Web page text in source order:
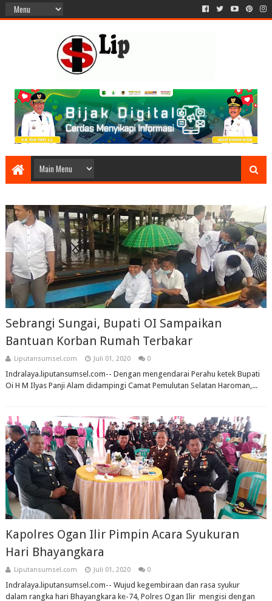
Sebrangi Sungai, Bupati OI Sampaikan
Bantuan Korban Rumah Terbakar
Liputansumsel.com Juli 01, 2020 0
Indralaya.liputansumsel.com-- Dengan mengendarai Perahu ketek Bupati
Oi H M Ilyas Panji Alam didampingi Camat Pemulutan Selatan Haroman,...
Kapolres Ogan Ilir Pimpin Acara Syukuran
Hari Bhayangkara
Liputansumsel.com Juli 01, 2020 0
Indralaya.liputansumsel.com-- Wujud kegembiraan dan rasa syukur
dalam rangka hari Bhayangkara ke-74, Polres Ogan Ilir mengisi dengan